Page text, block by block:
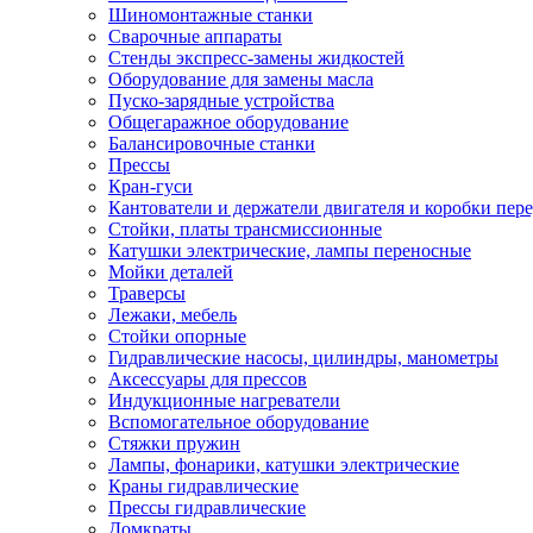
Шиномонтажные станки
Сварочные аппараты
Стенды экспресс-замены жидкостей
Оборудование для замены масла
Пуско-зарядные устройства
Общегаражное оборудование
Балансировочные станки
Прессы
Кран-гуси
Кантователи и держатели двигателя и коробки
Стойки, платы трансмиссионные
Катушки электрические, лампы переносные
Мойки деталей
Траверсы
Лежаки, мебель
Стойки опорные
Гидравлические насосы, цилиндры, манометры
Аксессуары для прессов
Индукционные нагреватели
Вспомогательное оборудование
Стяжки пружин
Лампы, фонарики, катушки электрические
Краны гидравлические
Прессы гидравлические
Домкраты